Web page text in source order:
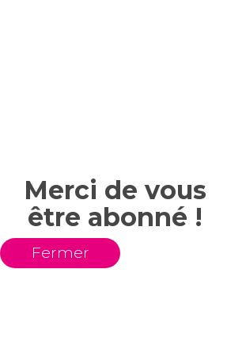
Merci de vous
être abonné !
Fermer